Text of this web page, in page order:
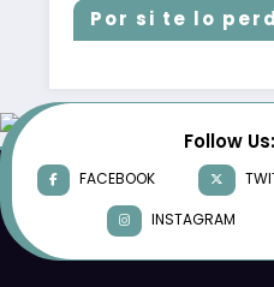
Por si te lo
Follow Us:
FACEBOOK
INSTAGRAM